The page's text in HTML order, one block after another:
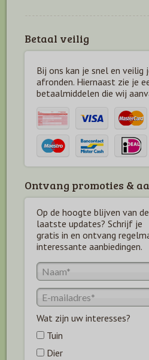
Betaal veilig
Bij ons kan je snel en veilig
afronden. Hiernaast zie je
betaalmiddelen die wij
Ontvang promoties &
Op de hoogte blijven van de
laatste updates? Schrijf je
gratis in en ontvang
interessante aanbiedingen.
Wat zijn uw interesses?
Tuin
Dier